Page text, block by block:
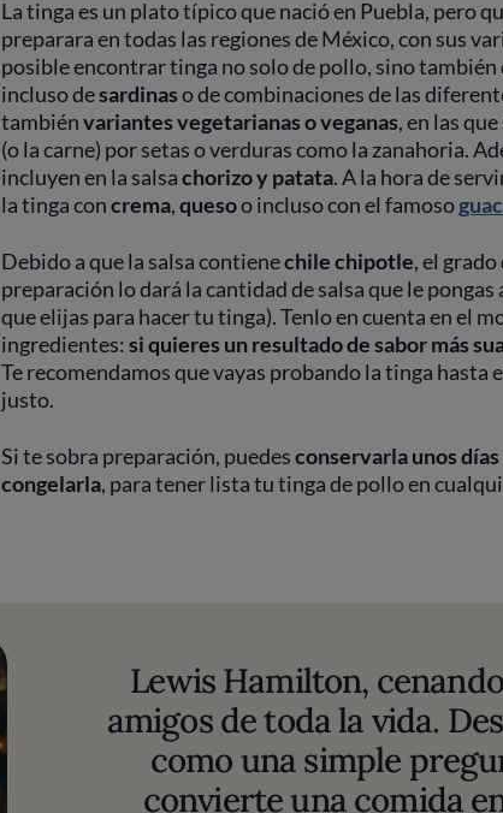
La tinga es un plato típico que nació en Puebla, pero
preparara en todas las regiones de México, con sus
posible encontrar tinga no solo de pollo, sino también
incluso desardinaso de combinaciones de las
tambiénvariantes vegetarianas o veganas, en las
(o la carne) por setas o verduras como la zanahoria.
incluyen en la salsachorizo y patata. A la hora de
la tinga concrema,quesoo incluso con el famoso
Debido a que la salsa contienechile chipotle, el
preparación lo dará la cantidad de salsa que le pongas
que elijas para hacer tu tinga). Tenlo en cuenta en el
ingredientes:si quieres un resultado de sabor más
Te recomendamos que vayas probando la tinga
justo.
Si te sobra preparación, puedesconservarla unos
congelarla, para tener lista tu tinga de pollo en
Lewis Hamilton,
amigos de toda la vida.
como una simple
convierte una comida